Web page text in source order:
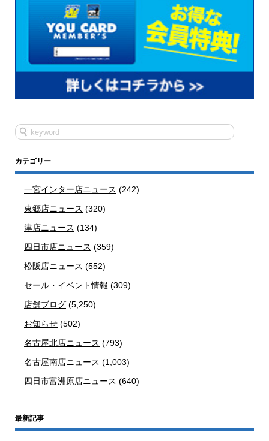
カテゴリー
一宮インター店ニュース (242)
東郷店ニュース (320)
津店ニュース (134)
四日市店ニュース (359)
松阪店ニュース (552)
セール・イベント情報 (309)
店舗ブログ (5,250)
お知らせ (502)
名古屋北店ニュース (793)
名古屋南店ニュース (1,003)
四日市富洲原店ニュース (640)
最新記事